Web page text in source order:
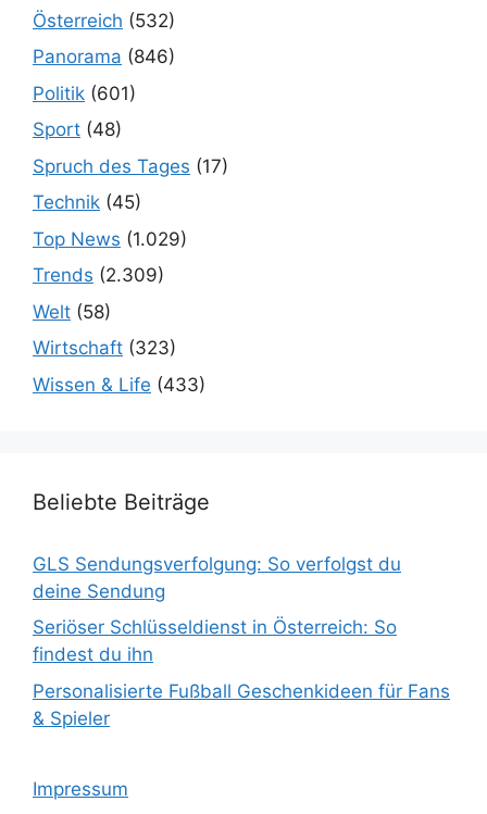
Österreich (532)
Panorama (846)
Politik (601)
Sport (48)
Spruch des Tages (17)
Technik (45)
Top News (1.029)
Trends (2.309)
Welt (58)
Wirtschaft (323)
Wissen & Life (433)
Beliebte Beiträge
GLS Sendungsverfolgung: So verfolgst du
deine Sendung
Seriöser Schlüsseldienst in Österreich: So
findest du ihn
Personalisierte Fußball Geschenkideen für Fans
& Spieler
Impressum